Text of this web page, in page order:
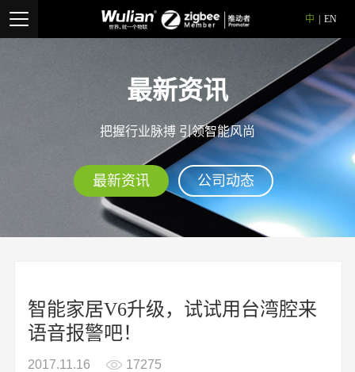
中 EN
最新资讯
把握行业脉搏 引领智能风尚
最新资讯 公司动态
智能家居V6升级，试试用台湾腔来
语音报警吧！
2017.11.16 17275